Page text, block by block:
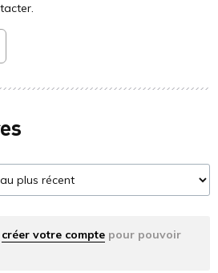
créer votre compte pour pouvoir